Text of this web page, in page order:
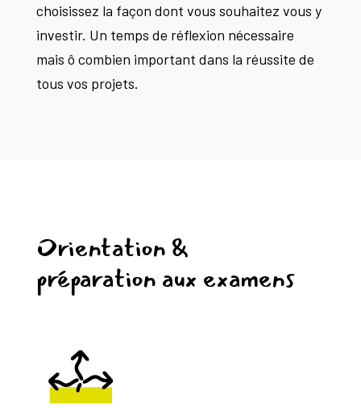
choisissez la façon dont vous souhaitez vous y
investir. Un temps de réflexion nécessaire
mais ô combien important dans la réussite de
tous vos projets.
Orientation &
préparation aux examens